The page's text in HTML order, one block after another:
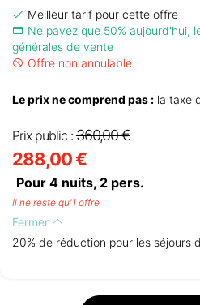
Meilleur tarif pour cette offre
Ne payez que 50% aujourd'hui,
générales de vente
Offre non annulable
Le prix ne comprend pas : la taxe
Prix public : 360,00 €
288,00 €
Pour 4 nuits, 2 pers.
Il ne reste qu'1 offre
Fermer
20% de réduction pour les séjours